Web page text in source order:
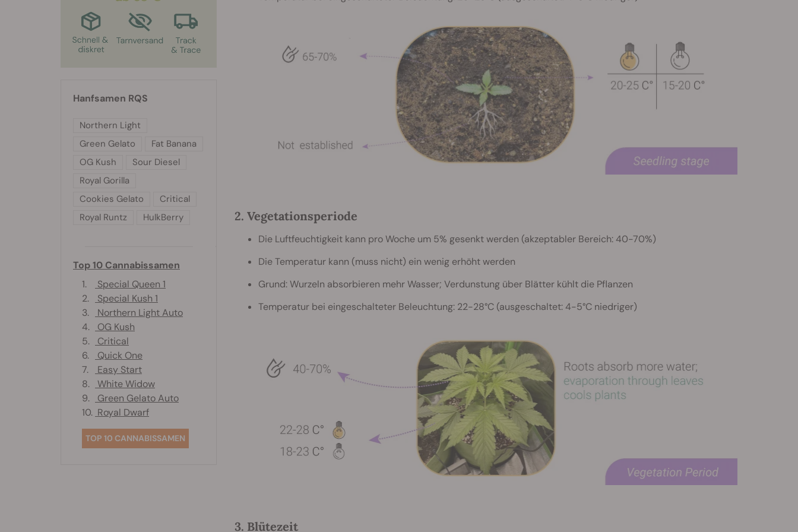
2. Vegetationsperiode
Die Luftfeuchtigkeit kann pro Woche um 5% gesenkt werden (akzeptabler Bereich: 40-70%)
Die Temperatur kann (muss nicht) ein wenig erhöht werden
Grund: Wurzeln absorbieren mehr Wasser; Verdunstung über Blätter kühlt die Pflanzen
Temperatur bei eingeschalteter Beleuchtung: 22-28°C (ausgeschaltet: 4-5°C niedriger)
3. Blütezeit
Hanfsamen RQS
Northern Light
Green Gelato
Fat Banana
OG Kush
Sour Diesel
Royal Gorilla
Cookies Gelato
Critical
Royal Runtz
HulkBerry
Top 10 Cannabissamen
1.
Special Queen 1
2.
Special Kush 1
3.
Northern Light Auto
4.
OG Kush
5.
Critical
6.
Quick One
7.
Easy Start
8.
White Widow
9.
Green Gelato Auto
10. Royal Dwarf
TOP 10 CANNABISSAMEN